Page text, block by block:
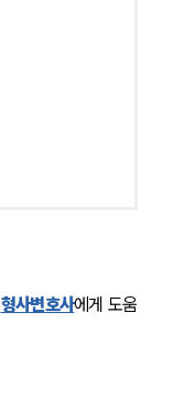
형사변호사에게 도움